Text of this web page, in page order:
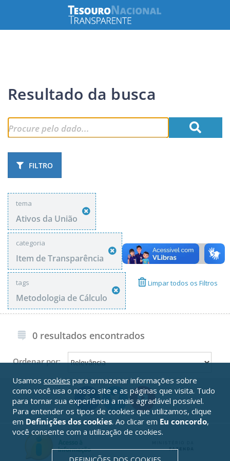
Resultado da busca
FILTRO
tema
Ativos da União
categoria
Item de Transparência
tags
Metodologia de Cálculo
Limpar todos os Filtros
0 resultados encontrados
Ordenar por:
Usamos cookies para armazenar informações sobre
como você usa o nosso site e as páginas que visita. Tudo
para tornar sua experiência a mais agradável possível.
Para entender os tipos de cookies que utilizamos, clique
em Definições dos cookies. Ao clicar em Eu concordo,
você consente com a utilização de cookies.